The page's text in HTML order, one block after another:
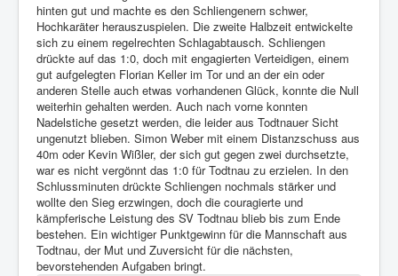
hinten gut und machte es den Schliengenern schwer,
Hochkaräter herauszuspielen. Die zweite Halbzeit entwickelte
sich zu einem regelrechten Schlagabtausch. Schliengen
drückte auf das 1:0, doch mit engagierten Verteidigen, einem
gut aufgelegten Florian Keller im Tor und an der ein oder
anderen Stelle auch etwas vorhandenen Glück, konnte die Null
weiterhin gehalten werden. Auch nach vorne konnten
Nadelstiche gesetzt werden, die leider aus Todtnauer Sicht
ungenutzt blieben. Simon Weber mit einem Distanzschuss aus
40m oder Kevin Wißler, der sich gut gegen zwei durchsetzte,
war es nicht vergönnt das 1:0 für Todtnau zu erzielen. In den
Schlussminuten drückte Schliengen nochmals stärker und
wollte den Sieg erzwingen, doch die couragierte und
kämpferische Leistung des SV Todtnau blieb bis zum Ende
bestehen. Ein wichtiger Punktgewinn für die Mannschaft aus
Todtnau, der Mut und Zuversicht für die nächsten,
bevorstehenden Aufgaben bringt.